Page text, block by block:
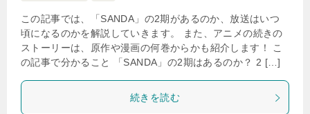
この記事では、「SANDA」の2期があるのか、放送はいつ
頃になるのかを解説していきます。 また、アニメの続きの
ストーリーは、原作や漫画の何巻からかも紹介します！ こ
の記事で分かること 「SANDA」の2期はあるのか？ 2 […]
続きを読む